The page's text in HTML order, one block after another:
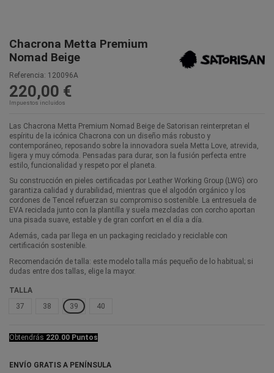
Chacrona Metta Premium
Nomad Beige
Referencia: 120096A
220,00 €
Impuestos incluidos
Las Chacrona Metta Premium Nomad Beige de Satorisan reinterpretan el
espíritu de la icónica Chacrona con un diseño más robusto y
contemporáneo, reposando sobre la innovadora suela Metta Love, atrevida,
ligera y muy cómoda. Pensadas para durar, son la fusión perfecta entre
estilo, funcionalidad y respeto por el planeta.
Su construcción en pieles certificadas por Leather Working Group (LWG) oro
garantiza calidad y durabilidad, mientras que el algodón orgánico y los
cordones de Tencel refuerzan su compromiso sostenible. La entresuela de
EVA reciclada junto con la plantilla y suela mezcladas con corcho aportan
una pisada suave, estable y de gran confort en el día a día.
Además, cada par llega en un packaging reciclado y reciclable con
certificación sostenible.
Recomendación de talla: este modelo talla más pequeño de lo habitual; si
dudas entre dos tallas, elige la mayor.
TALLA
37
38 39 40
Obtendrás 220.00 Puntos
ENVÍO GRATIS A PENÍNSULA